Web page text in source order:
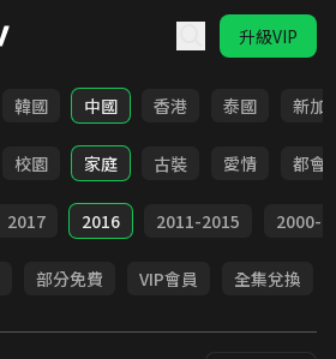
升級VIP
韓國 中國 香港 泰國 新加
校園 家庭 古裝 愛情 都會
2017 2016 2011-2015 2000-
部分免費 VIP會員 全集兌換